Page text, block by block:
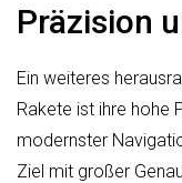
Präzision
Ein weiteres
Rakete ist ihre hohe
modernster
Ziel mit großer